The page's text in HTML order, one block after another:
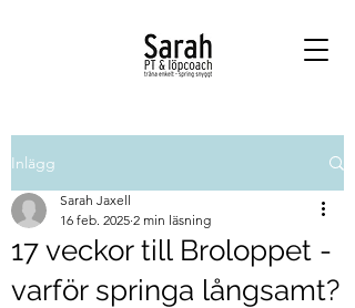
Inlägg
17 veckor till Broloppet -
varför springa långsamt?
Sarah Jaxell
16 feb. 2025 2 min läsning